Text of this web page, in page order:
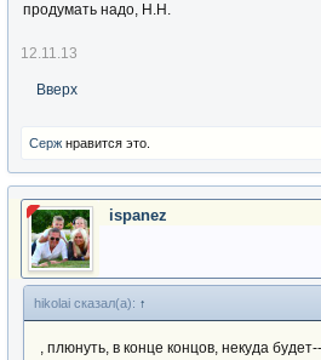
продумать надо, Н.Н.
12.11.13
Вверх
Серж нравится это.
ispanez
hikolai сказал(а): ↑
, плюнуть, в конце концов, некуда